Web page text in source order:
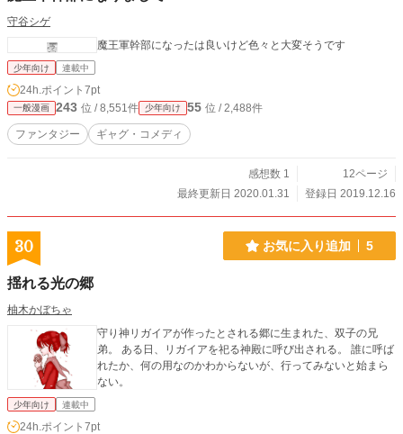
守谷シゲ
魔王軍幹部になったは良いけど色々と大変そうです
少年向け 連載中
24h.ポイント 7pt
一般漫画 243 位 / 8,551件 少年向け 55 位 / 2,488件
ファンタジー ギャグ・コメディ
感想数 1
12ページ
最終更新日 2020.01.31
登録日 2019.12.16
30 お気に入り追加 5
揺れる光の郷
柚木かぼちゃ
守り神リガイアが作ったとされる郷に生まれた、双子の兄
弟。 ある日、リガイアを祀る神殿に呼び出される。 誰に呼ば
れたか、何の用なのかわからないが、行ってみないと始まら
ない。
少年向け 連載中
24h.ポイント 7pt